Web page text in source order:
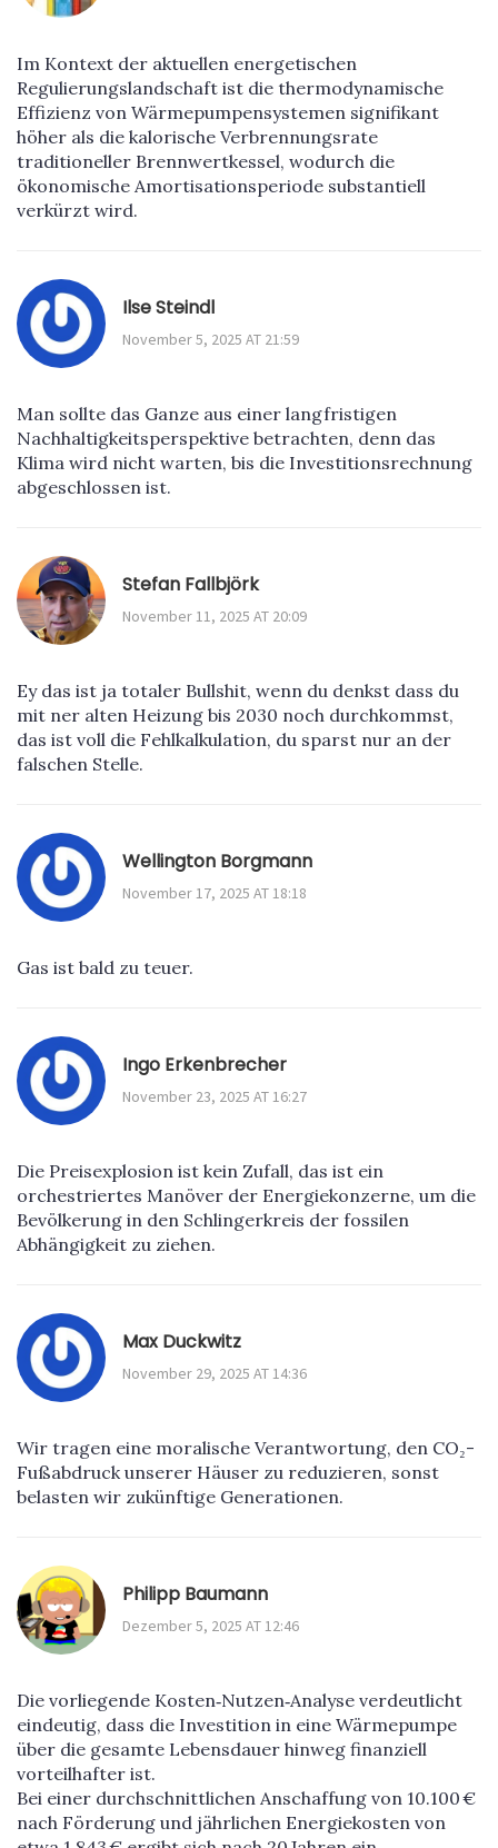
Im Kontext der aktuellen energetischen
Regulierungslandschaft ist die thermodynamische
Effizienz von Wärmepumpensystemen signifikant
höher als die kalorische Verbrennungsrate
traditioneller Brennwertkessel, wodurch die
ökonomische Amortisationsperiode substantiell
verkürzt wird.
Ilse Steindl
November 5, 2025 AT 21:59
Man sollte das Ganze aus einer langfristigen
Nachhaltigkeitsperspektive betrachten, denn das
Klima wird nicht warten, bis die Investitionsrechnung
abgeschlossen ist.
Stefan Fallbjörk
November 11, 2025 AT 20:09
Ey das ist ja totaler Bullshit, wenn du denkst dass du
mit ner alten Heizung bis 2030 noch durchkommst,
das ist voll die Fehlkalkulation, du sparst nur an der
falschen Stelle.
Wellington Borgmann
November 17, 2025 AT 18:18
Gas ist bald zu teuer.
Ingo Erkenbrecher
November 23, 2025 AT 16:27
Die Preisexplosion ist kein Zufall, das ist ein
orchestriertes Manöver der Energiekonzerne, um die
Bevölkerung in den Schlingerkreis der fossilen
Abhängigkeit zu ziehen.
Max Duckwitz
November 29, 2025 AT 14:36
Wir tragen eine moralische Verantwortung, den CO₂-
Fußabdruck unserer Häuser zu reduzieren, sonst
belasten wir zukünftige Generationen.
Philipp Baumann
Dezember 5, 2025 AT 12:46
Die vorliegende Kosten‑Nutzen‑Analyse verdeutlicht
eindeutig, dass die Investition in eine Wärmepumpe
über die gesamte Lebensdauer hinweg finanziell
vorteilhafter ist.
Bei einer durchschnittlichen Anschaffung von 10.100 €
nach Förderung und jährlichen Energiekosten von